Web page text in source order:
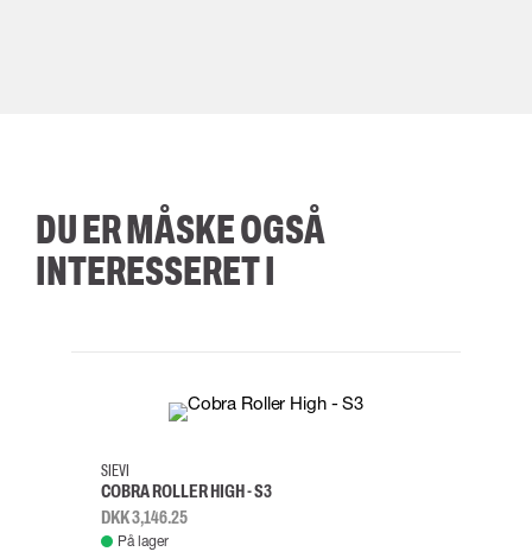
DU ER MÅSKE OGSÅ
INTERESSERET I
38
SIEVI
COBRA ROLLER HIGH - S3
DKK 3,146.25
På lager